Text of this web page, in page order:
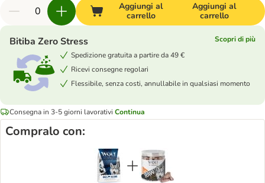
Aggiungi al
carrello
Aggiungi al
carrello
Bitiba Zero Stress
Scopri di più
Spedizione gratuita a partire da 49 €
Ricevi consegne regolari
Flessibile, senza costi, annullabile in qualsiasi momento
Consegna in 3-5 giorni lavorativi Continua
Compralo con: